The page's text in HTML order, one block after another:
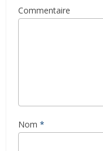
Commentaire
Nom *